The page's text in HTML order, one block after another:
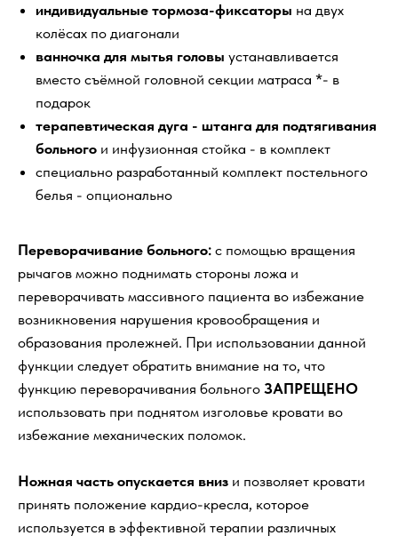
индивидуальные тормоза-фиксаторы на двух
колёсах по диагонали
ванночка для мытья головы устанавливается
вместо съёмной головной секции матраса *- в
подарок
терапевтическая дуга - штанга для подтягивания
больного и инфузионная стойка - в комплект
специально разработанный комплект постельного
белья - опционально
Переворачивание больного: с помощью вращения
рычагов можно поднимать стороны ложа и
переворачивать массивного пациента во избежание
возникновения нарушения кровообращения и
образования пролежней. При использовании данной
функции следует обратить внимание на то, что
функцию переворачивания больного ЗАПРЕЩЕНО
использовать при поднятом изголовье кровати во
избежание механических поломок.
Ножная часть опускается вниз и позволяет кровати
принять положение кардио-кресла, которое
используется в эффективной терапии различных